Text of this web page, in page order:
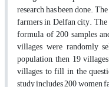
research has been done.
farmers in Delfan city. The
formula of 200 samples
villages were randomly
population, then 19
villages to fill in the